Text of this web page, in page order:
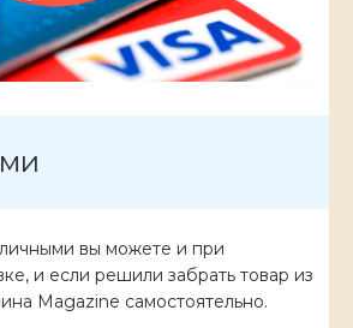
вы можете и при
и если решили забрать товар из
Magazine самоcтоятельно.